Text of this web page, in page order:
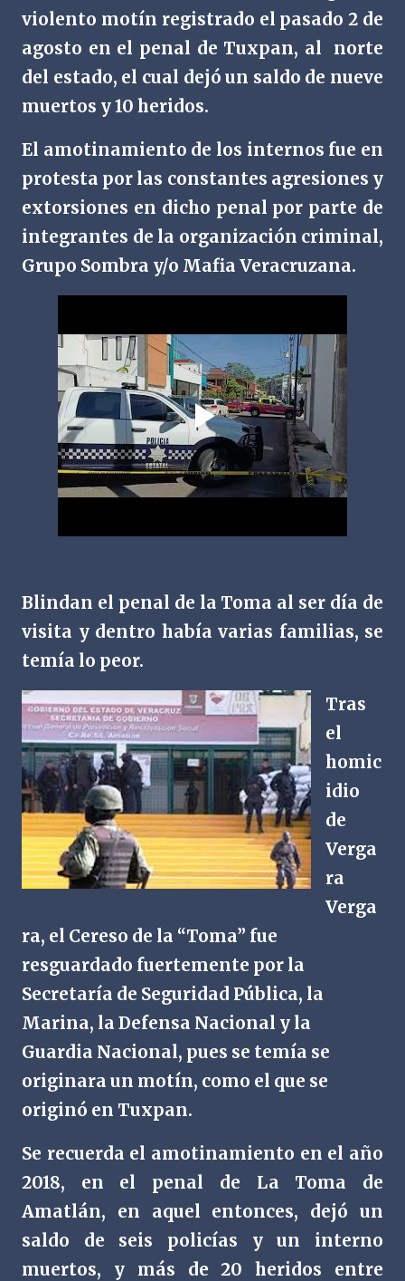
violento motín registrado el pasado 2 de
agosto en el penal de Tuxpan, al norte
del estado, el cual dejó un saldo de nueve
muertos y 10 heridos.
El amotinamiento de los internos fue en
protesta por las constantes agresiones y
extorsiones en dicho penal por parte de
integrantes de la organización criminal,
Grupo Sombra y/o Mafia Veracruzana.
Blindan el penal de la Toma al ser día de
visita y dentro había varias familias, se
temía lo peor.
Tras
el
homic
idio
de
Verga
ra
Verga
ra, el Cereso de la “Toma” fue
resguardado fuertemente por la
Secretaría de Seguridad Pública, la
Marina, la Defensa Nacional y la
Guardia Nacional, pues se temía se
originara un motín, como el que se
originó en Tuxpan.
Se recuerda el amotinamiento en el año
2018, en el penal de La Toma de
Amatlán, en aquel entonces, dejó un
saldo de seis policías y un interno
muertos, y más de 20 heridos entre